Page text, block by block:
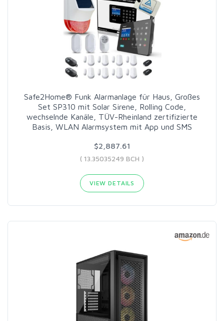
Safe2Home® Funk Alarmanlage für Haus, Großes
Set SP310 mit Solar Sirene, Rolling Code,
wechselnde Kanäle, TÜV-Rheinland zertifizierte
Basis, WLAN Alarmsystem mit App und SMS
$2,887.61
( 13.35035249 BCH )
VIEW DETAILS